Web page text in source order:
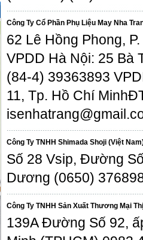
Công Ty Cổ Phần Phụ Liệu May Nha
62 Lê Hồng Phong,
VPDD Hà Nội: 25 Bà
(84-4) 39363893
11, Tp. Hồ Chí
Công Ty TNHH Shimada Shoji (Việt
Số 28 Vsip, Đường
Dương (0650)
Công Ty TNHH Sản Xuất Thương Mại
139A Đường Số 92,